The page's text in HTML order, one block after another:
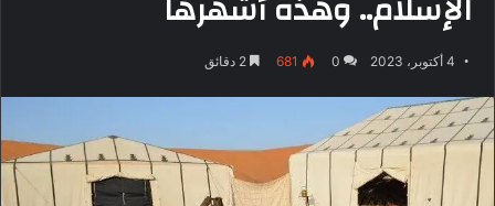
4 أكتوبر، 2023 0
681